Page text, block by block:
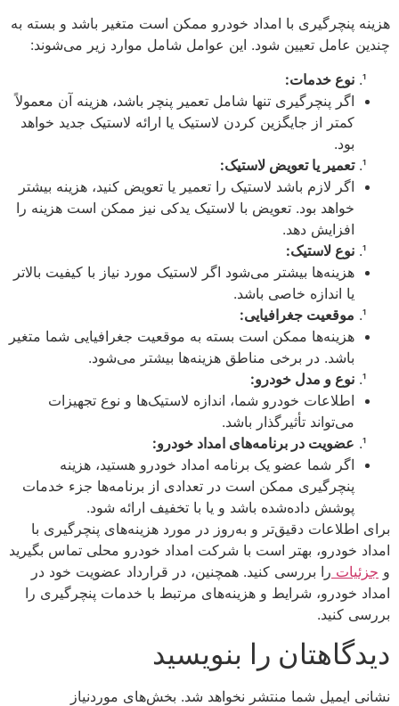
هزینه پنچرگیری با امداد خودرو ممکن است متغیر باشد و بسته به
چندین عامل تعیین شود. این عوامل شامل موارد زیر می‌شوند:
نوع خدمات:
اگر پنچرگیری تنها شامل تعمیر پنچر باشد، هزینه آن معمولاً
کمتر از جایگزین کردن لاستیک یا ارائه لاستیک جدید خواهد
بود.
تعمیر یا تعویض لاستیک:
اگر لازم باشد لاستیک را تعمیر یا تعویض کنید، هزینه بیشتر
خواهد بود. تعویض با لاستیک یدکی نیز ممکن است هزینه را
افزایش دهد.
نوع لاستیک:
هزینه‌ها بیشتر می‌شود اگر لاستیک مورد نیاز با کیفیت بالاتر
یا اندازه خاصی باشد.
موقعیت جغرافیایی:
هزینه‌ها ممکن است بسته به موقعیت جغرافیایی شما متغیر
باشد. در برخی مناطق هزینه‌ها بیشتر می‌شود.
نوع و مدل خودرو:
اطلاعات خودرو شما، اندازه لاستیک‌ها و نوع تجهیزات
می‌تواند تأثیرگذار باشد.
عضویت در برنامه‌های امداد خودرو:
اگر شما عضو یک برنامه امداد خودرو هستید، هزینه
پنچرگیری ممکن است در تعدادی از برنامه‌ها جزء خدمات
پوشش داده‌شده باشد و یا با تخفیف ارائه شود.
برای اطلاعات دقیق‌تر و به‌روز در مورد هزینه‌های پنچرگیری با
امداد خودرو، بهتر است با شرکت امداد خودرو محلی تماس بگیرید
و جزئیات را بررسی کنید. همچنین، در قرارداد عضویت خود در
امداد خودرو، شرایط و هزینه‌های مرتبط با خدمات پنچرگیری را
بررسی کنید.
دیدگاهتان را بنویسید
نشانی ایمیل شما منتشر نخواهد شد. بخش‌های موردنیاز